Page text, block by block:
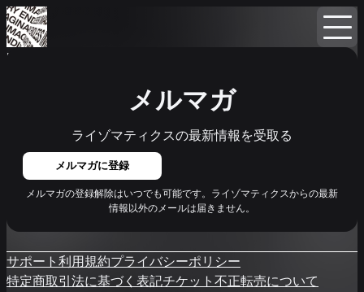
Home
メルマガ
ライゾマティクスの最新情報を受取る
メルマガに登録
メルマガの登録解除はいつでも可能です。ライゾマティクスからの最新
情報以外のメールは届きません。
サポート利用規約プライバシーポリシー
特定商取引法に基づく表記チケット不正転売について